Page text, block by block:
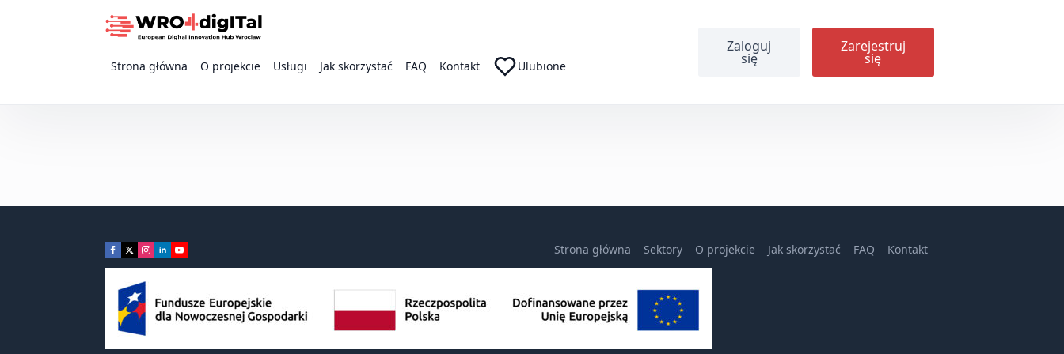
Strona główna O projekcie Usługi Jak skorzystać FAQ Kontakt Ulubione
Zaloguj
się
Zarejestruj
się
Strona główna Sektory O projekcie Jak skorzystać FAQ Kontakt